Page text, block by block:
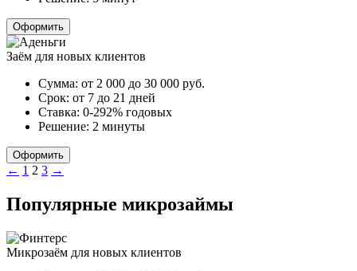
Оформить
Заём для новых клиентов
Сумма: от 2 000 до 30 000 руб.
Срок: от 7 до 21 дней
Ставка: 0-292% годовых
Решение: 2 минуты
Оформить
Пагинация
← 1 2 3 →
Популярные микрозаймы
Микрозаём для новых клиентов